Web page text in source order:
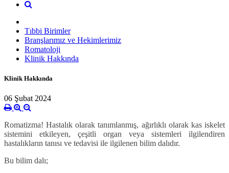
Tıbbi Birimler
Branşlarımız ve Hekimlerimiz
Romatoloji
Klinik Hakkında
Klinik Hakkında
06 Şubat 2024
Romatizma! Hastalık olarak tanımlanmış, ağırlıklı olarak kas iskelet
sistemini etkileyen, çeşitli organ veya sistemleri ilgilendiren
hastalıkların tanısı ve tedavisi ile ilgilenen bilim dalıdır.
Bu bilim dalı;